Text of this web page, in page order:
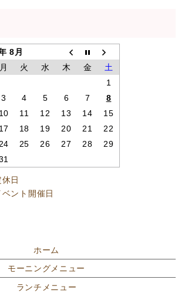
8月
月 火 水 木 金
土
1
3 4 5 6 7
8
10 11 12 13 14
15
17 18 19 20 21
22
24 25 26 27 28
29
休日
ベント開催日
ホーム
モーニングメニュー
ランチメニュー